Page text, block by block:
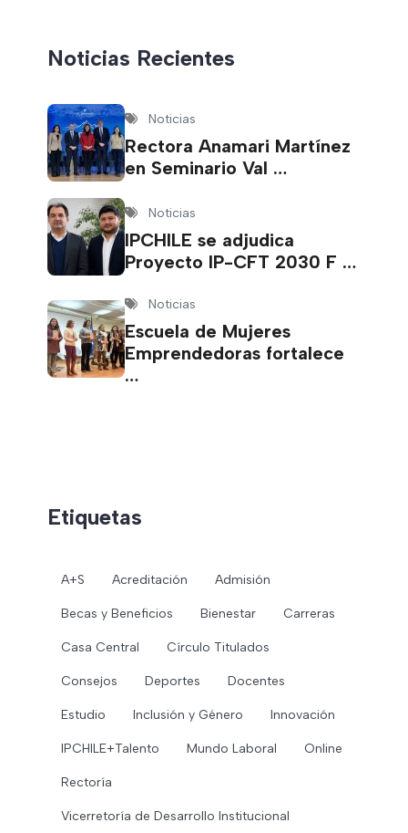
Noticias Recientes
Noticias
Rectora Anamari Martínez
en Seminario Val …
Noticias
IPCHILE se adjudica
Proyecto IP-CFT 2030 F …
Noticias
Escuela de Mujeres
Emprendedoras fortalece
…
Etiquetas
A+S Acreditación Admisión
Becas y Beneficios Bienestar Carreras
Casa Central Círculo Titulados
Consejos Deportes Docentes
Estudio Inclusión y Género Innovación
IPCHILE+Talento Mundo Laboral Online
Rectoría
Vicerretoría de Desarrollo Institucional